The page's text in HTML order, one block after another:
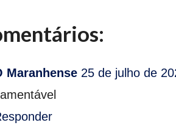
Maranhense 25 de julho de